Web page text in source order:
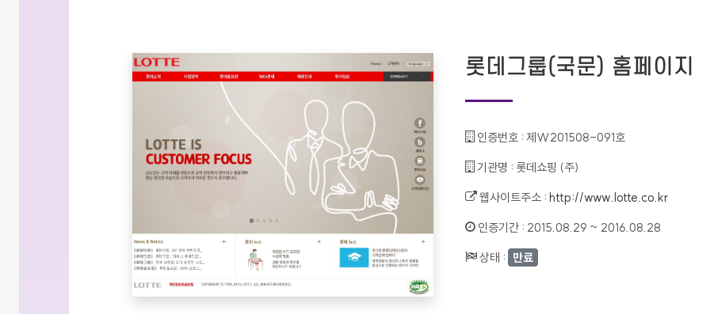
롯데그룹(국문) 홈페이지
인증번호 :제W201508-091호
기관명 : 롯데쇼핑 (주)
웹사이트주소 :http://www.lotte.co.kr
인증기간 : 2015.08.29 ~ 2016.08.28
상태 : 만료